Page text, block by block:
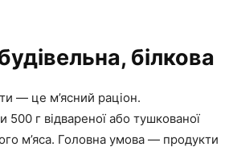
білкова
— це м’ясний раціон.
500 г відвареної або тушкованої
м’яса. Головна умова — продукти